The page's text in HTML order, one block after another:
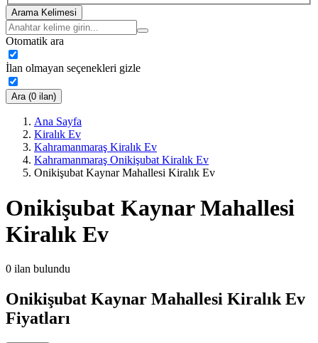
Arama Kelimesi
Otomatik ara
İlan olmayan seçenekleri gizle
Ara (0 ilan)
Ana Sayfa
Kiralık Ev
Kahramanmaraş Kiralık Ev
Kahramanmaraş Onikişubat Kiralık Ev
Onikişubat Kaynar Mahallesi Kiralık Ev
Onikişubat Kaynar Mahallesi
Kiralık Ev
0 ilan bulundu
Onikişubat Kaynar Mahallesi Kiralık Ev
Fiyatları